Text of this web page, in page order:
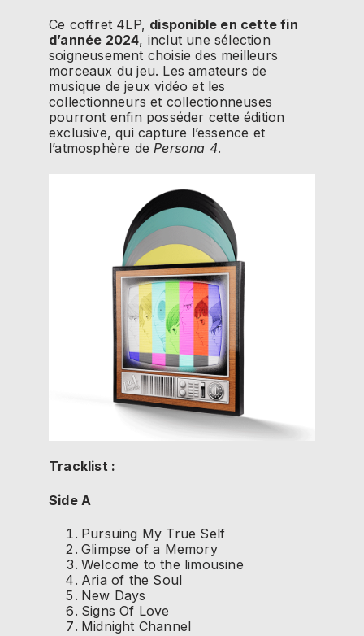
Ce coffret 4LP, disponible en cette fin
d’année 2024, inclut une sélection
soigneusement choisie des meilleurs
morceaux du jeu. Les amateurs de
musique de jeux vidéo et les
collectionneurs et collectionneuses
pourront enfin posséder cette édition
exclusive, qui capture l’essence et
l’atmosphère de Persona 4.
Tracklist :
Side A
Pursuing My True Self
Glimpse of a Memory
Welcome to the limousine
Aria of the Soul
New Days
Signs Of Love
Midnight Channel